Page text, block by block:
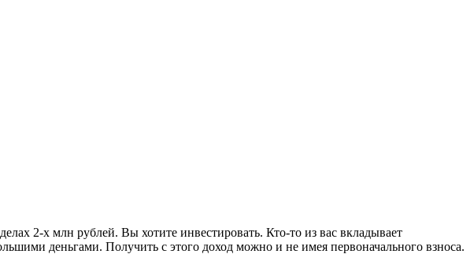
2-х млн рублей. Вы хотите инвестировать. Кто-то из вас вкладывает
деньгами. Получить с этого доход можно и не имея первоначального взноса.